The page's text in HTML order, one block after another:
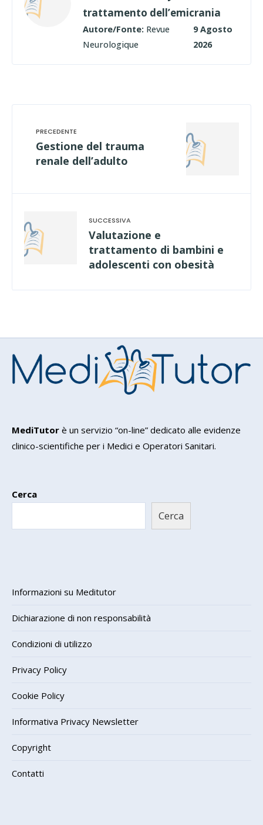
trattamento dell’emicrania
Autore/Fonte: Revue
Neurologique
9 Agosto
2026
Gestione del trauma
renale dell’adulto
Valutazione e
trattamento di bambini e
adolescenti con obesità
MediTutor è un servizio “on-line” dedicato alle evidenze
clinico-scientifiche per i Medici e Operatori Sanitari.
Cerca
Cerca
Informazioni su Meditutor
Dichiarazione di non responsabilità
Condizioni di utilizzo
Privacy Policy
Cookie Policy
Informativa Privacy Newsletter
Copyright
Contatti